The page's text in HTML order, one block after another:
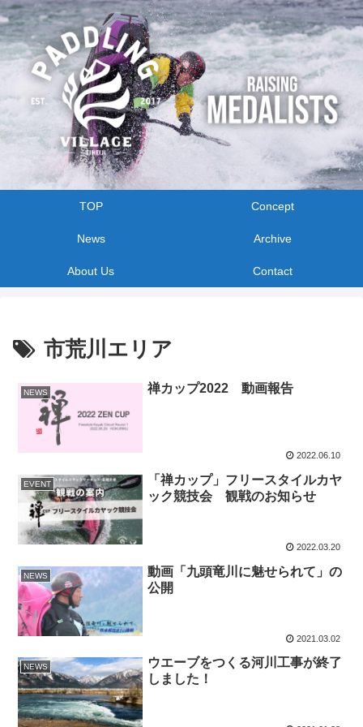
TOP Concept
News Archive
About Us Contact
市荒川エリア
NEWS 禅カップ2022 動画報告
2022.06.10
EVENT
「禅カップ」フリースタイルカヤ
ック競技会 観戦のお知らせ
2022.03.20
NEWS
動画「九頭竜川に魅せられて」の
公開
2021.03.02
NEWS
ウエーブをつくる河川工事が終了
しました！